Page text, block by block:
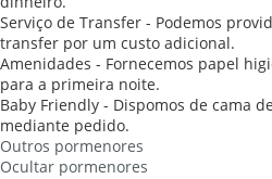
Serviço de Transfer - Podemos
transfer por um custo adicional.
Amenidades - Fornecemos papel
para a primeira noite.
Baby Friendly - Dispomos de cama
mediante pedido.
Outros pormenores
Ocultar pormenores